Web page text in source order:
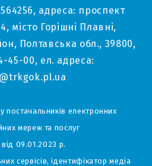
адреса: проспект
місто Горішні Плавні,
Полтавська обл., 39800,
45-00, ел. адреса:
постачальників електронних
мереж та послуг
09.01.2023 р.
сервісів, ідентифікатор медіа